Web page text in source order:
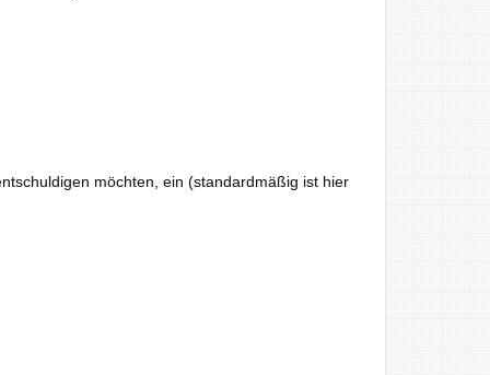
möchten, ein (standardmäßig ist hier